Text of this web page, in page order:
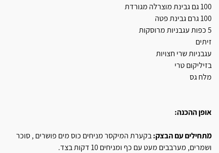
100 גם גבינת מוצרלה מגורדת
100 גרם גבינת פטה
5 כפות עגבניות מרוסקות
זיתים
עגבניות שרי חצויות
בזיליקום טרי
מלח גס
אופן ההכנה:
מתחילים עם הבצק: בקערת המיקסר מניחים כוס מים פושרים , סוכר
ושמרים, מערבבים מעט עם כף ומניחים 10 דקות בצד.